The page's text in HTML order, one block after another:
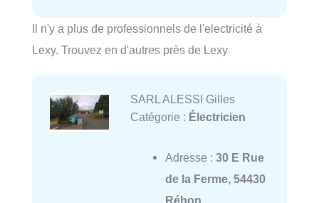
Il n'y a plus de professionnels de l'electricité à
Lexy. Trouvez en d'autres près de Lexy
SARL ALESSI Gilles
Catégorie : Électricien
Adresse : 30 E Rue
de la Ferme, 54430
Réhon